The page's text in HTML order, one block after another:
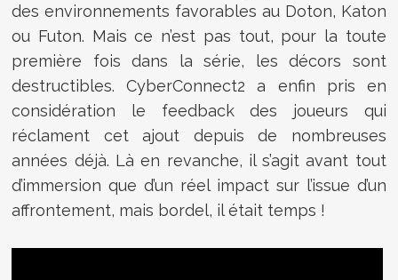
des environnements favorables au Doton, Katon
ou Futon. Mais ce n’est pas tout, pour la toute
première fois dans la série, les décors sont
destructibles. CyberConnect2 a enfin pris en
considération le feedback des joueurs qui
réclament cet ajout depuis de nombreuses
années déjà. Là en revanche, il s’agit avant tout
d’immersion que d’un réel impact sur l’issue d’un
affrontement, mais bordel, il était temps !